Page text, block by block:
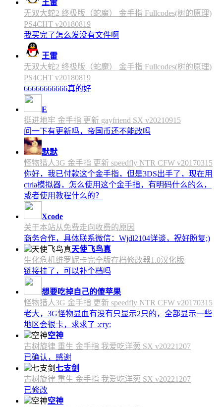
王雷
无双大蛇2 终极版（蛇魔） 金手指 Fullcodes(树的原理)
PS4CHT v20180819
我买完了怎么发没有文件啊
王雷
无双大蛇2 终极版（蛇魔） 金手指 Fullcodes(树的原理)
PS4CHT v20180819
66666666666真的好
E
挺进地牢 金手指 更新 gayfriend SX v20210915
问一下有更新吗，帝国币还不能改吗
默默
怪物猎人3G 金手指 更新 speedfly NTR CFW v20170315
你好，我已付款这个金手指，但是3DS出手了，现在用
ctria模拟器，怎么使用这个金手指，有明码什么的么，
或者使用教程什么的？
Xcode
关于本站从免费走向收费的原因
商务合作，具体联系微信：Wjdl2104详谈，祝好盼复;)
天使飞鸟真
生化危机维罗妮卡完全版存档修改器1.0汉化版
链接挂了，可以补个档吗
想要吃掉自己的傻苹果
怪物猎人3G 金手指 更新 speedfly NTR CFW v20170315
老大，3G怪物显血有没有只显示2只的，全部显示一些
地区会很卡，求求了 :cry:
空神
古树旋律 重生 金手指 我爱吃洋葱 SX v20221207
已确认，感谢
七支剑
古树旋律 重生 金手指 我爱吃洋葱 SX v20221207
已修改
空神